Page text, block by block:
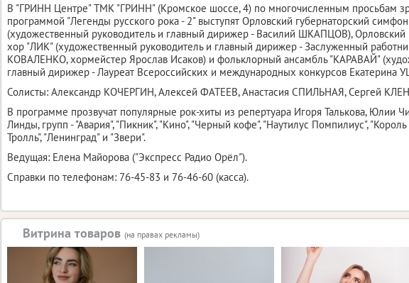
В "ГРИНН Центре" ТМК "ГРИНН" (Кромское шоссе, 4) по многочисленным просьбам
программой "Легенды русского рока - 2" выступят Орловский губернаторский
(художественный руководитель и главный дирижер - Василий ШКАПЦОВ), Орловский
хор "ЛИК" (художественный руководитель и главный дирижер - Заслуженный
КОВАЛЕНКО, хормейстер Ярослав Исаков) и фольклорный ансамбль "КАРАВАЙ"
главный дирижер - Лауреат Всероссийских и международных конкурсов Екатерина
Солисты: Александр КОЧЕРГИН, Алексей ФАТЕЕВ, Анастасия СПИЛЬНАЯ, Сергей
В программе прозвучат популярные рок-хиты из репертуара Игоря Талькова, Юлии
Линды, групп - "Авария", "Пикник", "Кино", "Черный кофе", "Наутилус Помпилиус",
Тролль", "Ленинград" и "Звери".
Ведущая: Елена Майорова ("Экспресс Радио Орёл").
Справки по телефонам: 76-45-83 и 76-46-60 (касса).
Витрина товаров (на правах рекламы)